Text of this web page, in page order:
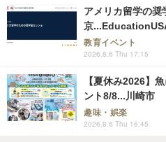
アメリカ留学の奨
京
教育イベント
2026.8.6 Thu 17:15
【夏休み2026】
ント8/8...川崎市
趣味・娯楽
2026.8.6 Thu 16:45